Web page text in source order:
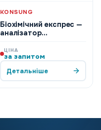
KONSUNG
Біохімічний експрес —
аналізатор
Konsung
ЦІНА
за запитом
Детальніше